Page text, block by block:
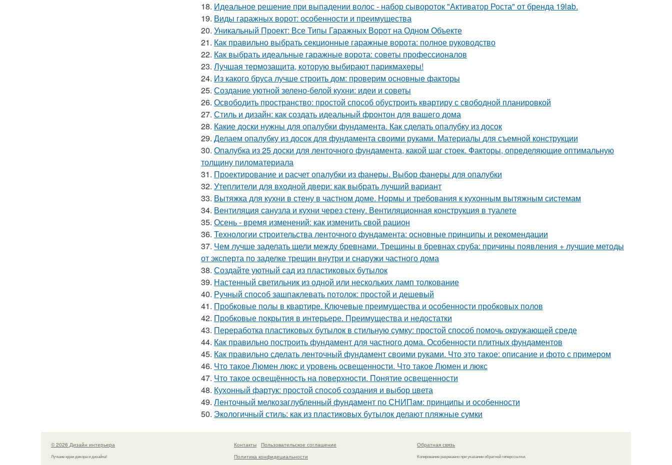
18. Идеальное решение при выпадении волос - набор сывороток "Активатор Роста" от бренда 19lab.
19. Виды гаражных ворот: особенности и преимущества
20. Уникальный Проект: Все Типы Гаражных Ворот на Одном Объекте
21. Как правильно выбрать секционные гаражные ворота: полное руководство
22. Как выбрать идеальные гаражные ворота: советы профессионалов
23. Лучшая термозащита, которую выбирают парикмахеры!
24. Из какого бруса лучше строить дом: проверим основные факторы
25. Создание уютной зелено-белой кухни: идеи и советы
26. Освободить пространство: простой способ обустроить квартиру с свободной планировкой
27. Стиль и дизайн: как создать идеальный фронтон для вашего дома
28. Какие доски нужны для опалубки фундамента. Как сделать опалубку из досок
29. Делаем опалубку из досок для фундамента своими руками. Материалы для съемной конструкции
30. Опалубка из 25 доски для ленточного фундамента, какой шаг стоек. Факторы, определяющие оптимальную
толщину пиломатериала
31. Проектирование и расчет опалубки из фанеры. Выбор фанеры для опалубки
32. Утеплители для входной двери: как выбрать лучший вариант
33. Вытяжка для кухни в стену в частном доме. Нормы и требования к кухонным вытяжным системам
34. Вентиляция санузла и кухни через стену. Вентиляционная конструкция в туалете
35. Осень - время изменений: как изменить свой рацион
36. Технологии строительства ленточного фундамента: основные принципы и рекомендации
37. Чем лучше заделать щели между бревнами. Трещины в бревнах сруба: причины появления + лучшие методы
от эксперта по заделке трещин внутри и снаружи частного дома
38. Создайте уютный сад из пластиковых бутылок
39. Настенный светильник из одной или нескольких ламп толкование
40. Ручный способ зашпаклевать потолок: простой и дешевый
41. Пробковые полы в квартире. Ключевые преимущества и особенности пробковых полов
42. Пробковые покрытия в интерьере. Преимущества и недостатки
43. Переработка пластиковых бутылок в стильную сумку: простой способ помочь окружающей среде
44. Как правильно построить фундамент для частного дома. Особенности плитных фундаментов
45. Как правильно сделать ленточный фундамент своими руками. Что это такое: описание и фото с примером
46. Что такое Люмен люкс и уровень освещенности. Что такое Люмен и люкс
47. Что такое освещённость на поверхности. Понятие освещенности
48. Кухонный фартук: простой способ создания и выбор цвета
49. Ленточный мелкозаглубленный фундамент по СНИПам: принципы и особенности
50. Экологичный стиль: как из пластиковых бутылок делают пляжные сумки
© 2026 Дизайн интерьера
Лучшие идеи декора и дизайна!
Контакты
Пользовательское соглашение
Политика конфидециальности
Обратная связь
Копирование разрешено при указании обратной гиперссылки.